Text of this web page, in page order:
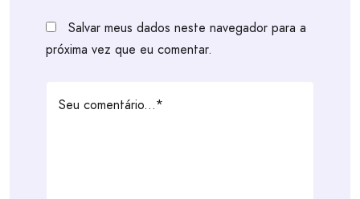
Salvar meus dados neste navegador para a
próxima vez que eu comentar.